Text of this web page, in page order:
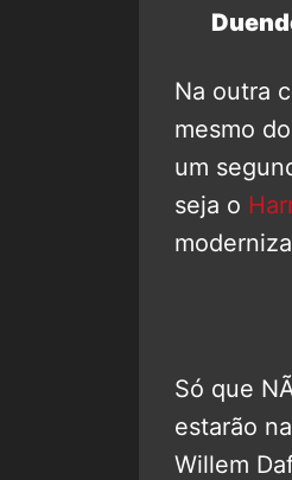
Na outra
mesmo
um
seja o
Só que
estarão
Willem